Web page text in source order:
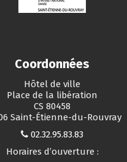
Coordonnées
Hôtel de ville
Place de la libération
CS 80458
Saint-Étienne-du-Rouvray
02.32.95.83.83
Horaires d’ouverture :